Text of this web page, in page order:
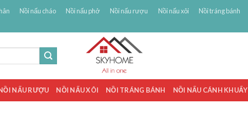
Nồi nấu cháo Nồi nấu phở Nồi nấu rượu Nồi nấu xôi Nồi tráng bánh
NẤU RƯỢU NỒI NẤU XÔI NỒI TRÁNG BÁNH NỒI NẤU CÁNH KHUẤY